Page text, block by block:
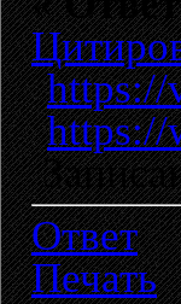
https://
https://
Ответ
Печать